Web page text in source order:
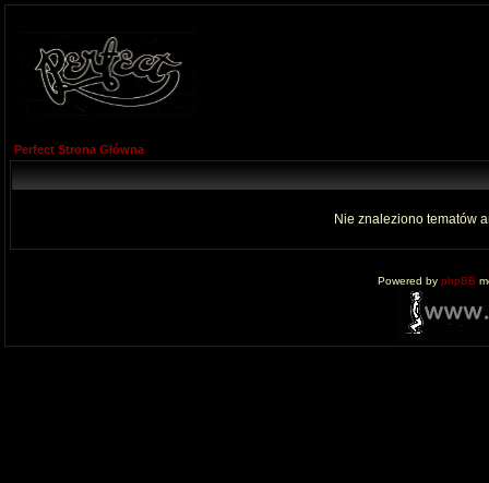
Perfect Strona Główna
Nie znaleziono tematów
Powered by phpBB